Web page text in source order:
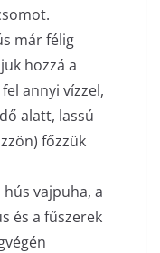
már félig
hozzá a
annyi vízzel,
alatt, lassú
főzzük
hús vajpuha, a
és a fűszerek